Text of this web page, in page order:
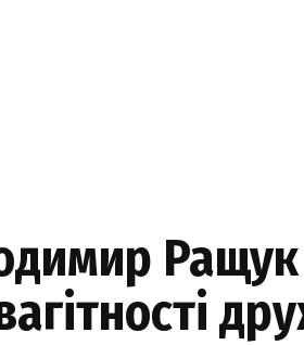
Ращук